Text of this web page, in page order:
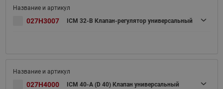
027H3007 ICM 32-B Клапан-регулятор универсальный
027H4000 ICM 40-A (D 40) Клапан универсальный